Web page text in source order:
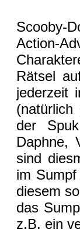
Scooby-
Action-
Rätsel
jederzeit
der
Daphne,
sind
im
diesem
das
z.B. ein